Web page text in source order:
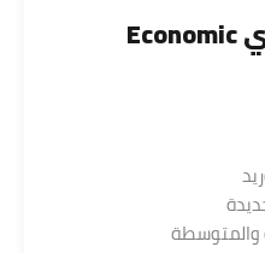
6) النشاط الاقتصادي Economic
والمتوسطة